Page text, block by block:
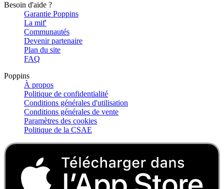
Besoin d'aide ?
Garantie Poppins
La mif'
Communautés
Devenir partenaire
Plan du site
FAQ
Poppins
À propos
Politique de confidentialité
Conditions générales d'utilisation
Conditions générales de vente
Paramètres des cookies
Politique de la CSAE